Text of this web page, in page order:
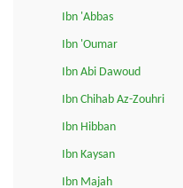
Ibn 'Abbas
Ibn 'Oumar
Ibn Abi Dawoud
Ibn Chihab Az-Zouhri
Ibn Hibban
Ibn Kaysan
Ibn Majah